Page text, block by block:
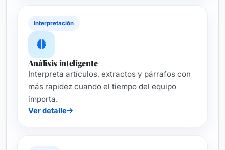
Interpretación
Análisis inteligente
Interpreta artículos, extractos y párrafos con
más rapidez cuando el tiempo del equipo
importa.
Ver detalle